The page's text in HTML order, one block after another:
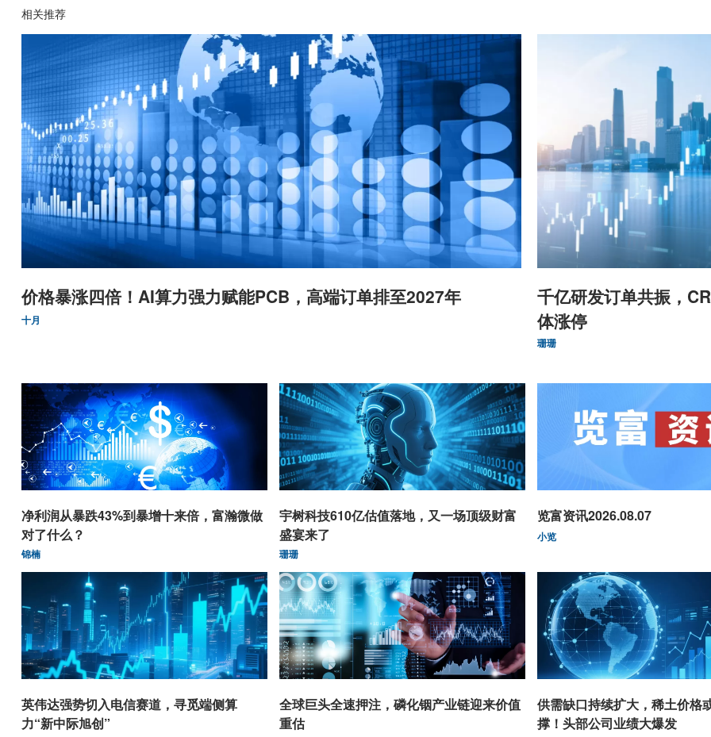
相关推荐
价格暴涨四倍！AI算力强力赋能PCB，高端订单排至2027年
十月
千亿研发订单共振，
体涨停
珊珊
净利润从暴跌43%到暴增十来倍，富瀚微做
对了什么？
锦楠
宇树科技610亿估值落地，又一场顶级财富
盛宴来了
珊珊
览富资讯2026.08.07
小览
英伟达强势切入电信赛道，寻觅端侧算
力“新中际旭创”
全球巨头全速押注，磷化铟产业链迎来价值
重估
供需缺口持续扩大，稀土价格
撑！头部公司业绩大爆发